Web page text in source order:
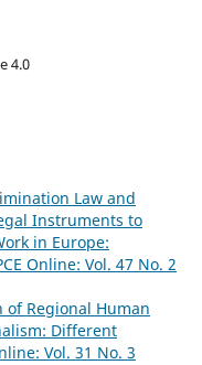
4.0
Law and
Instruments to
in Europe:
Online: Vol. 47 No. 2
Regional Human
Different
Vol. 31 No. 3